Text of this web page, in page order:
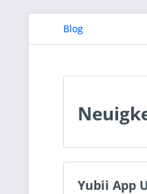
Blog
Yubii App